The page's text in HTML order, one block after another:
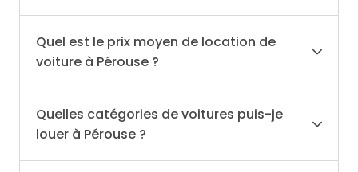
Quel est le prix moyen de location de
voiture à Pérouse ?
Quelles catégories de voitures puis-je
louer à Pérouse ?